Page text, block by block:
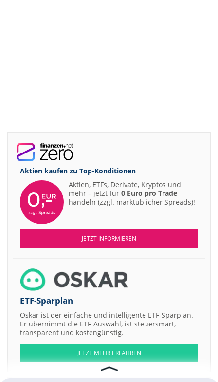
Aktien kaufen zu Top-Konditionen
Aktien, ETFs, Derivate, Kryptos und
mehr – jetzt für 0 Euro pro Trade
handeln (zzgl. marktüblicher Spreads)!
JETZT INFORMIEREN
ETF-Sparplan
Oskar ist der einfache und intelligente ETF-Sparplan.
Er übernimmt die ETF-Auswahl, ist steuersmart,
transparent und kostengünstig.
JETZT MEHR ERFAHREN